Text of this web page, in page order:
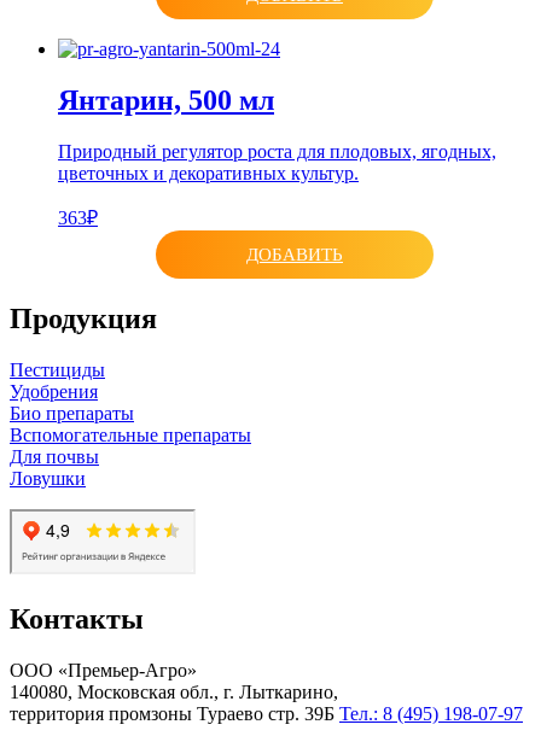
Янтарин, 500 мл
Природный регулятор роста для плодовых, ягодных,
цветочных и декоративных культур.
363₽
ДОБАВИТЬ
Продукция
Пестициды
Удобрения
Био препараты
Вспомогательные препараты
Для почвы
Ловушки
Контакты
ООО «Премьер-Агро»
140080, Московская обл., г. Лыткарино,
территория промзоны Тураево стр. 39Б Тел.: 8 (495) 198-07-97